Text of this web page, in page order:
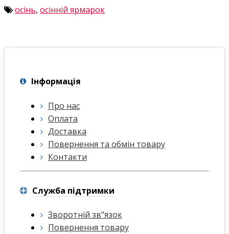
осінь, осінній ярмарок
Інформація
Про нас
Оплата
Доставка
Повернення та обмін товару
Контакти
Служба підтримки
Зворотній зв"язок
Повернення товару